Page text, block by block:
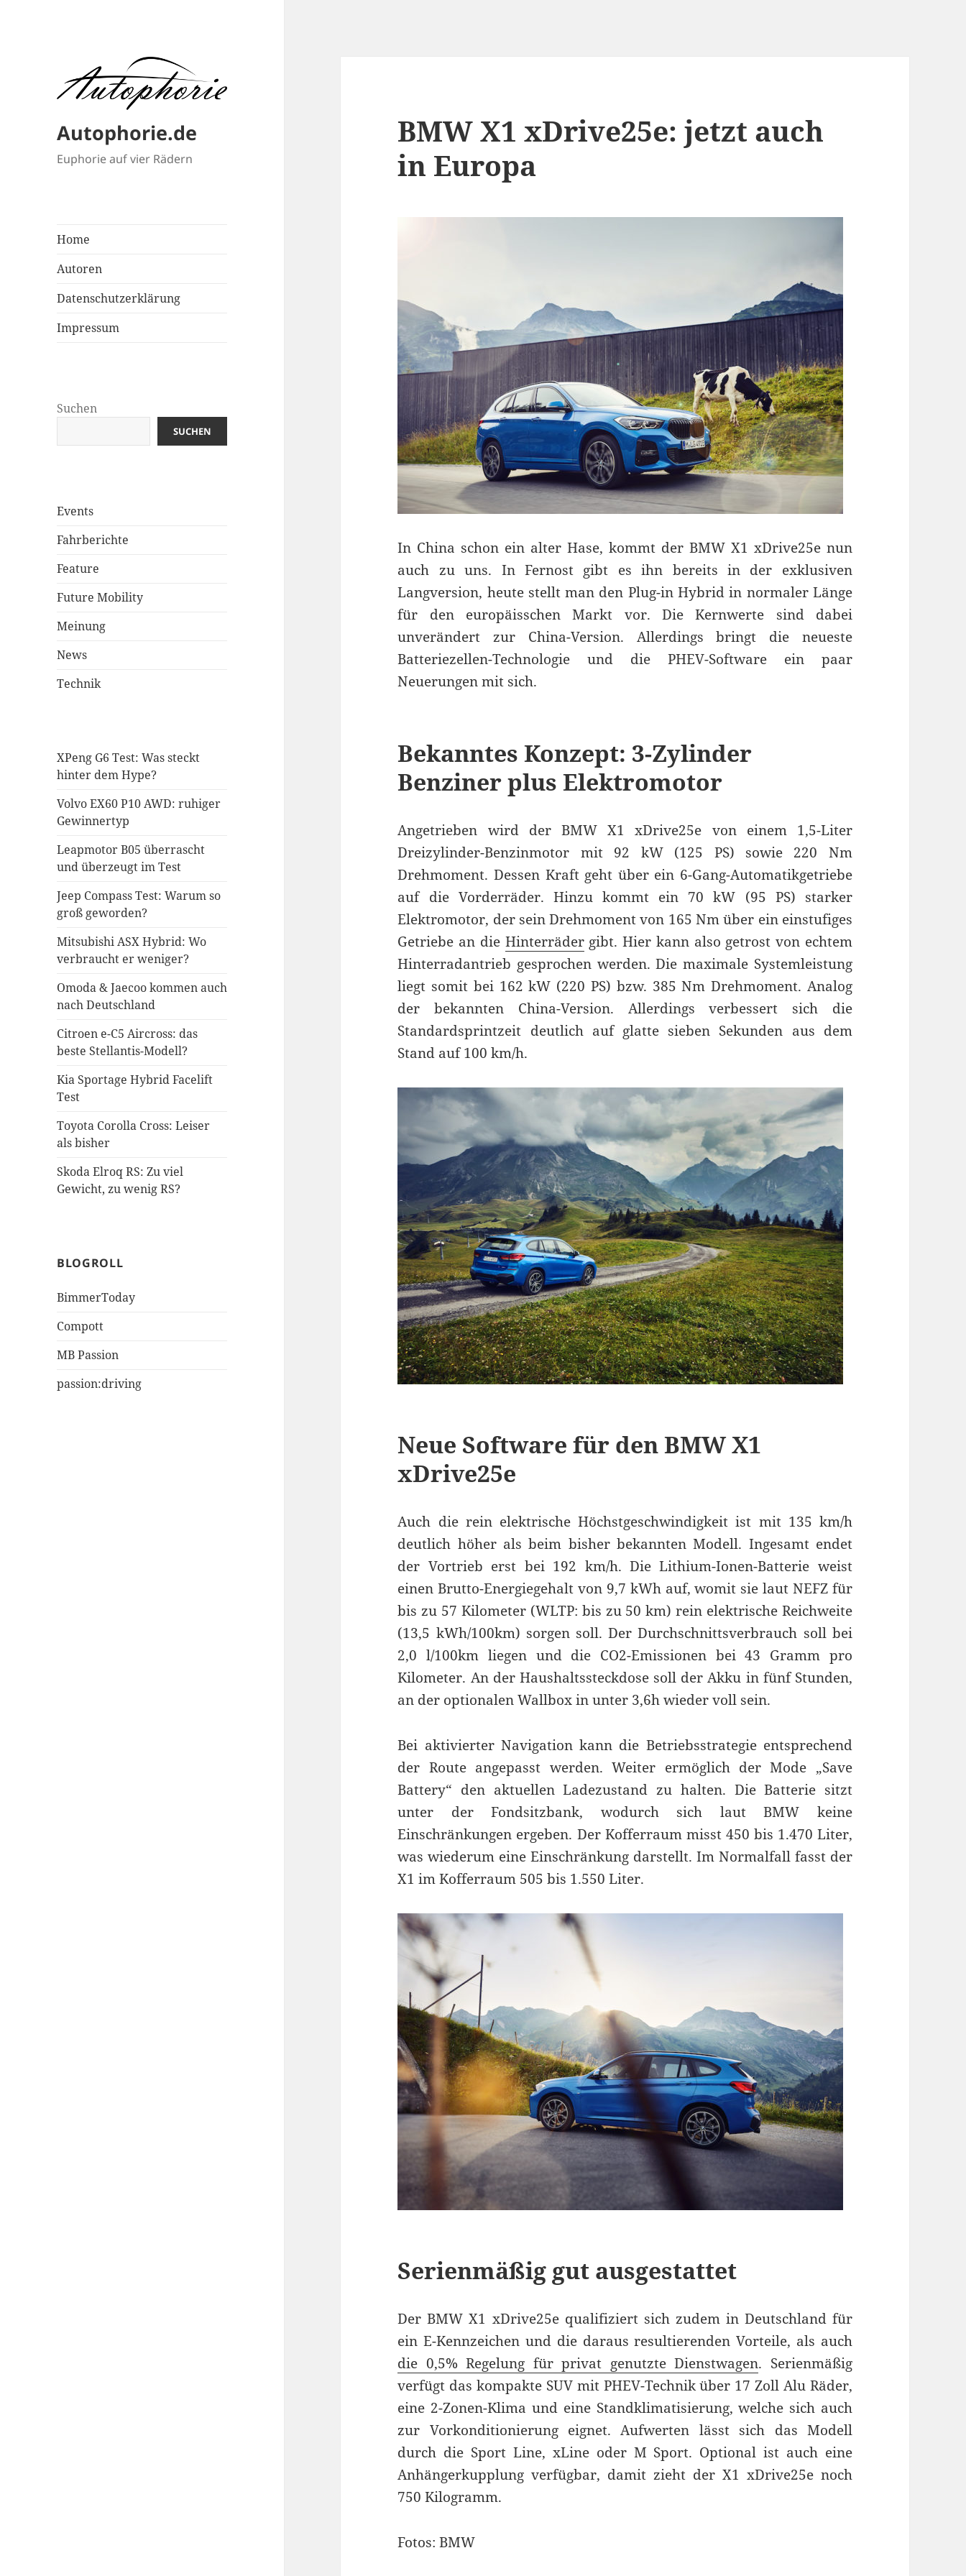
Autophorie.de
Euphorie auf vier Rädern
Home
Autoren
Datenschutzerklärung
Impressum
Suchen
SUCHEN
Events
Fahrberichte
Feature
Future Mobility
Meinung
News
Technik
XPeng G6 Test: Was steckt
hinter dem Hype?
Volvo EX60 P10 AWD: ruhiger
Gewinnertyp
Leapmotor B05 überrascht
und überzeugt im Test
Jeep Compass Test: Warum so
groß geworden?
Mitsubishi ASX Hybrid: Wo
verbraucht er weniger?
Omoda & Jaecoo kommen auch
nach Deutschland
Citroen e-C5 Aircross: das
beste Stellantis-Modell?
Kia Sportage Hybrid Facelift
Test
Toyota Corolla Cross: Leiser
als bisher
Skoda Elroq RS: Zu viel
Gewicht, zu wenig RS?
BLOGROLL
BimmerToday
Compott
MB Passion
passion:driving
BMW X1 xDrive25e: jetzt auch
in Europa
In China schon ein alter Hase, kommt der BMW X1 xDrive25e nun
auch zu uns. In Fernost gibt es ihn bereits in der exklusiven
Langversion, heute stellt man den Plug-in Hybrid in normaler Länge
für den europäisschen Markt vor. Die Kernwerte sind dabei
unverändert zur China-Version. Allerdings bringt die neueste
Batteriezellen-Technologie und die PHEV-Software ein paar
Neuerungen mit sich.
Bekanntes Konzept: 3-Zylinder
Benziner plus Elektromotor
Angetrieben wird der BMW X1 xDrive25e von einem 1,5-Liter
Dreizylinder-Benzinmotor mit 92 kW (125 PS) sowie 220 Nm
Drehmoment. Dessen Kraft geht über ein 6-Gang-Automatikgetriebe
auf die Vorderräder. Hinzu kommt ein 70 kW (95 PS) starker
Elektromotor, der sein Drehmoment von 165 Nm über ein einstufiges
Getriebe an die Hinterrädergibt. Hier kann also getrost von echtem
Hinterradantrieb gesprochen werden. Die maximale Systemleistung
liegt somit bei 162 kW (220 PS) bzw. 385 Nm Drehmoment. Analog
der bekannten China-Version. Allerdings verbessert sich die
Standardsprintzeit deutlich auf glatte sieben Sekunden aus dem
Stand auf 100 km/h.
Neue Software für den BMW X1
xDrive25e
Auch die rein elektrische Höchstgeschwindigkeit ist mit 135 km/h
deutlich höher als beim bisher bekannten Modell. Ingesamt endet
der Vortrieb erst bei 192 km/h. Die Lithium-Ionen-Batterie weist
einen Brutto-Energiegehalt von 9,7 kWh auf, womit sie laut NEFZ für
bis zu 57 Kilometer (WLTP: bis zu 50 km) rein elektrische Reichweite
(13,5 kWh/100km) sorgen soll. Der Durchschnittsverbrauch soll bei
2,0 l/100km liegen und die CO2-Emissionen bei 43 Gramm pro
Kilometer. An der Haushaltssteckdose soll der Akku in fünf Stunden,
an der optionalen Wallbox in unter 3,6h wieder voll sein.
Bei aktivierter Navigation kann die Betriebsstrategie entsprechend
der Route angepasst werden. Weiter ermöglich der Mode „Save
Battery“ den aktuellen Ladezustand zu halten. Die Batterie sitzt
unter der Fondsitzbank, wodurch sich laut BMW keine
Einschränkungen ergeben. Der Kofferraum misst 450 bis 1.470 Liter,
was wiederum eine Einschränkung darstellt. Im Normalfall fasst der
X1 im Kofferraum 505 bis 1.550 Liter.
Serienmäßig gut ausgestattet
Der BMW X1 xDrive25e qualifiziert sich zudem in Deutschland für
ein E-Kennzeichen und die daraus resultierenden Vorteile, als auch
die 0,5% Regelung für privat genutzte Dienstwagen. Serienmäßig
verfügt das kompakte SUV mit PHEV-Technik über 17 Zoll Alu Räder,
eine 2-Zonen-Klima und eine Standklimatisierung, welche sich auch
zur Vorkonditionierung eignet. Aufwerten lässt sich das Modell
durch die Sport Line, xLine oder M Sport. Optional ist auch eine
Anhängerkupplung verfügbar, damit zieht der X1 xDrive25e noch
750 Kilogramm.
Fotos: BMW